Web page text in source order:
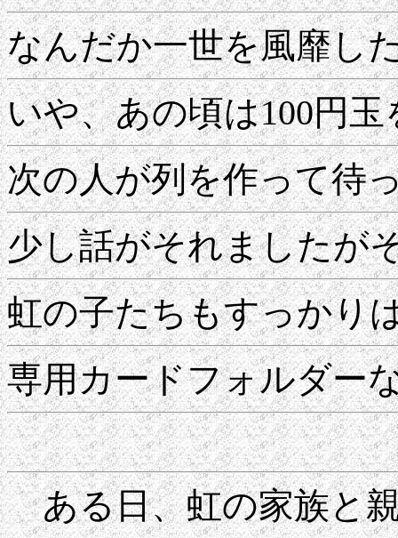
なんだか一世を風靡し
いや、あの頃は100円
次の人が列を作って待
少し話がそれましたが
虹の子たちもすっかり
専用カードフォルダー
ある日、虹の家族と親